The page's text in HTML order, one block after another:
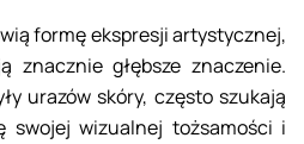
formę ekspresji artystycznej,
głębsze znaczenie.
urazów skóry, często szukają
swojej wizualnej tożsamości i